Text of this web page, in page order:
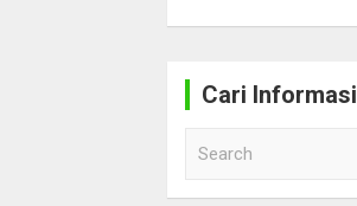
Cari Informasi